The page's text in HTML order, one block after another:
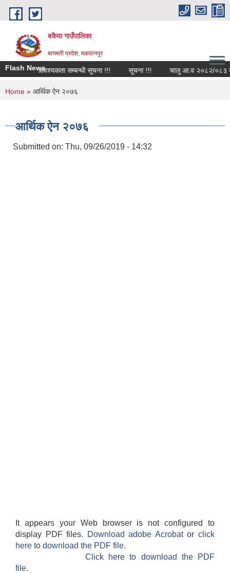
Skip to main content
बकैया गाउँपालिका
बागमती प्रदेश, मकवानपुर
Flash News
कर्मचारि आवश्यकता सम्बन्धी सूचना !!! सूचना !!! चालु आ.व २०८२/०८३ को
You are here
Home » आर्थिक ऐन २०७६
आर्थिक ऐन २०७६
Submitted on: Thu, 09/26/2019 - 14:32
It appears your Web browser is not configured to
display PDF files.
Download adobe Acrobatorclick
here to download the PDF file.
Click here to download the PDF
file.